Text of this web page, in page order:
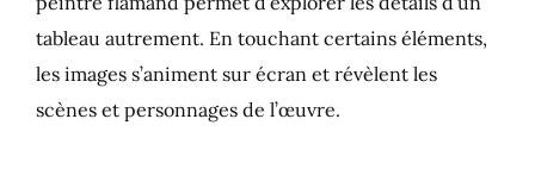
tableau autrement. En touchant certains éléments,
les images s’animent sur écran et révèlent les
scènes et personnages de l’œuvre.